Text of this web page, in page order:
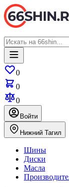
0
0
0
Войти
Нижний Тагил
Шины
Диски
Масла